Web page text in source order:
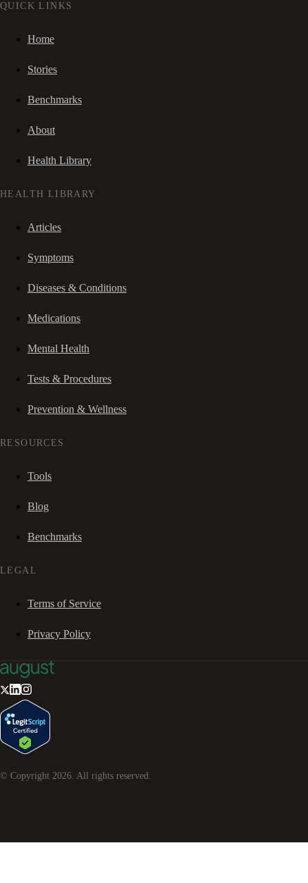
QUICK LINKS
Home
Stories
Benchmarks
About
Health Library
HEALTH LIBRARY
Articles
Symptoms
Diseases & Conditions
Medications
Mental Health
Tests & Procedures
Prevention & Wellness
RESOURCES
Tools
Blog
Benchmarks
LEGAL
Terms of Service
Privacy Policy
© Copyright 2026. All rights reserved.